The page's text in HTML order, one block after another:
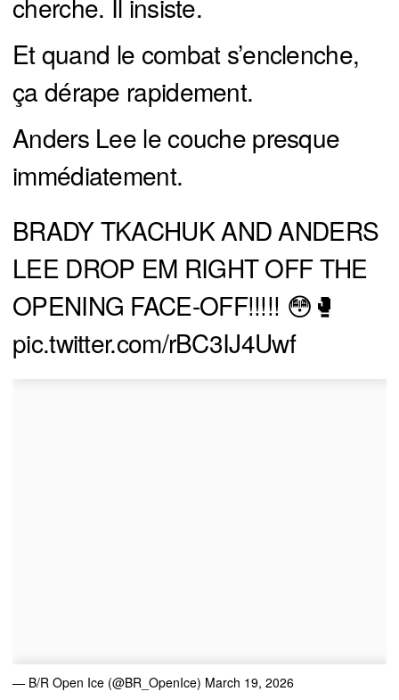
Et quand le combat s’enclenche,
ça dérape rapidement.
Anders Lee le couche presque
immédiatement.
BRADY TKACHUK AND ANDERS
LEE DROP EM RIGHT OFF THE
OPENING FACE-OFF!!!!! 😳🥊
pic.twitter.com/rBC3IJ4Uwf
— B/R Open Ice (@BR_OpenIce) March 19, 2026